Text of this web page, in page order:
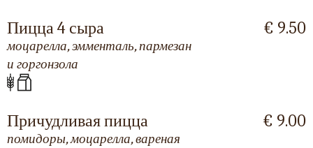
Пицца 4 сыра
моцарелла, эмменталь, пармезан
и горгонзола
€ 9.50
Причудливая пицца
помидоры, моцарелла, вареная
€ 9.00